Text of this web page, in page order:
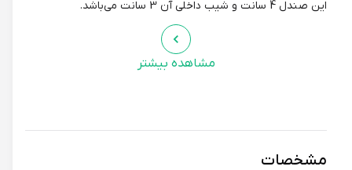
این صندل 4 سانت و شیب داخلی آن 3 سانت می‌باشد.
مشاهده بیشتر
مشخصات